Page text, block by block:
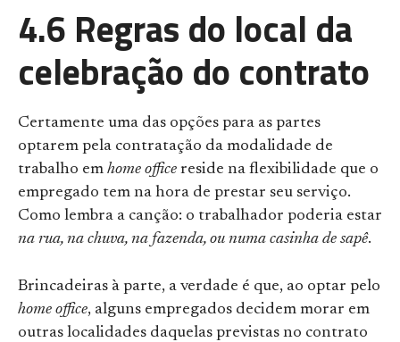
4.6 Regras do local da
celebração do contrato
Certamente uma das opções para as partes
optarem pela contratação da modalidade de
trabalho em home office reside na flexibilidade que o
empregado tem na hora de prestar seu serviço.
Como lembra a canção: o trabalhador poderia estar
na rua, na chuva, na fazenda, ou numa casinha de sapê.
Brincadeiras à parte, a verdade é que, ao optar pelo
home office, alguns empregados decidem morar em
outras localidades daquelas previstas no contrato